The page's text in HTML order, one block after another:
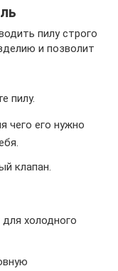
пилу строго
и позволит
пилу.
чего его нужно
клапан.
холодного